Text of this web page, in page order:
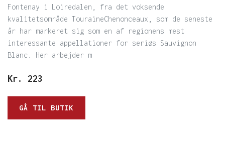
Fontenay i Loiredalen, fra det voksende
kvalitetsområde TouraineChenonceaux, som de seneste
år har markeret sig som en af regionens mest
interessante appellationer for seriøs Sauvignon
Blanc. Her arbejder m
Kr. 223
GÅ TIL BUTIK